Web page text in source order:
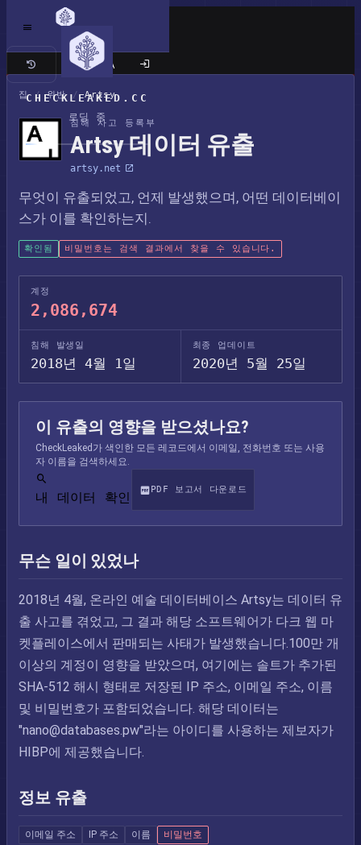
CHECKLEAKED.CC
로딩 중
클래식 사이트
집 / 위반 / Artsy
침해 사고 등록부
Artsy 데이터 유출
artsy.net
무엇이 유출되었고, 언제 발생했으며, 어떤 데이터베이
스가 이를 확인하는지.
확인됨 비밀번호는 검색 결과에서 찾을 수 있습니다.
계정
2,086,674
침해 발생일
2018년 4월 1일
최종 업데이트
2020년 5월 25일
이 유출의 영향을 받으셨나요?
CheckLeaked가 색인한 모든 레코드에서 이메일, 전화번호 또는 사용
자 이름을 검색하세요.
내 데이터 확인
PDF 보고서 다운로드
무슨 일이 있었나
2018년 4월, 온라인 예술 데이터베이스 Artsy는 데이터 유
출 사고를 겪었고, 그 결과 해당 소프트웨어가 다크 웹 마
켓플레이스에서 판매되는 사태가 발생했습니다.100만 개
이상의 계정이 영향을 받았으며, 여기에는 솔트가 추가된
SHA-512 해시 형태로 저장된 IP 주소, 이메일 주소, 이름
및 비밀번호가 포함되었습니다. 해당 데이터는
"nano@databases.pw"라는 아이디를 사용하는 제보자가
HIBP에 제공했습니다.
정보 유출
이메일 주소 IP 주소 이름 비밀번호